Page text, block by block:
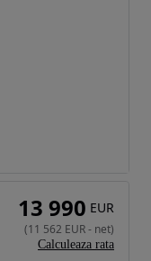
13 990 EUR
(11 562 EUR- net)
Calculeaza rata